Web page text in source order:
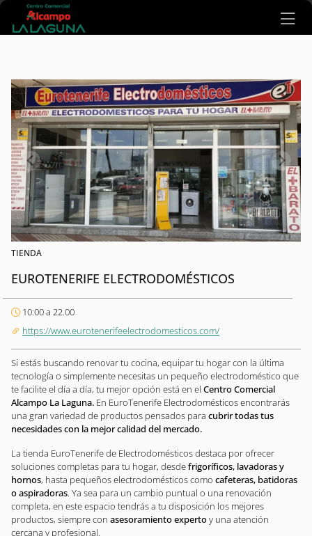
Ir al contenido principal
TIENDA
EUROTENERIFE ELECTRODOMÉSTICOS
10:00 a 22.00
https://www.eurotenerifeelectrodomesticos.com/
Si estás buscando renovar tu cocina, equipar tu hogar con la última
tecnología o simplemente necesitas un pequeño electrodoméstico que
te facilite el día a día, tu mejor opción está en el Centro Comercial
Alcampo La Laguna. En EuroTenerife Electrodomésticos encontrarás
una gran variedad de productos pensados para cubrir todas tus
necesidades con la mejor calidad del mercado.
La tienda EuroTenerife de Electrodomésticos destaca por ofrecer
soluciones completas para tu hogar, desdefrigoríficos, lavadoras y
hornos, hasta pequeños electrodomésticos como cafeteras, batidoras
o aspiradoras. Ya sea para un cambio puntual o una renovación
completa, en este espacio tendrás a tu disposición los mejores
productos, siempre con asesoramiento expertoy una atención
cercana y profesional.